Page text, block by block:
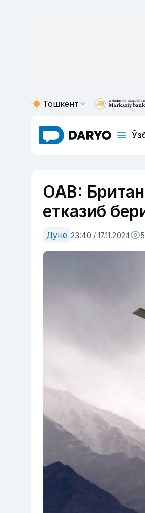
Тошкент
ОАВ:
етказиб
Дунё 23:40 / 17.11.2024